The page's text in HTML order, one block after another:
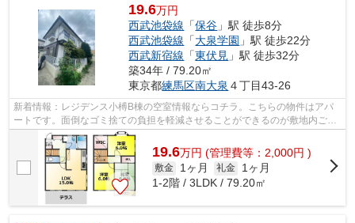
19.6万円
西武池袋線 「保谷 」駅 徒歩8分
西武池袋線 「大泉学園 」駅 徒歩22分
西武新宿線 「東伏見 」駅 徒歩32分
築34年 / 79.20㎡
東京都練馬区南大泉 ４丁目43-26
新着情報：レジデンス小榑B棟の空室情報ならコチラ。こちらの物件はアパ
ートです。面倒なゴミ捨ての負担を軽減させることができるのが敷地内ごみ
置き場の魅力です。自走式駐車場がある...
19.6万円 (管理費等：2,000円 )
敷金 1ヶ月 礼金
1ヶ月
1-2階 / 3LDK / 79.20㎡